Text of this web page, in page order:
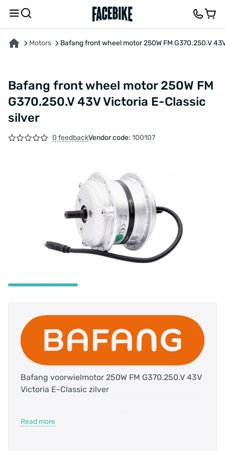
Motors Bafang front wheel motor 250W FM G370.250.V
Bafang front wheel motor 250W FM
G370.250.V 43V Victoria E-Classic
silver
0 feedbackVendor code: 100107
Bafang voorwielmotor 250W FM G370.250.V 43V
Victoria E-Classic zilver
voorwielmotor is uiterst efficiënt en gaat erg
Read more
ABOUT THE PRODUCT CHARACTERISTICSFEEDBACK AND QUESTIONS